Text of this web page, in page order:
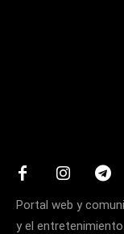
Portal web y
y el